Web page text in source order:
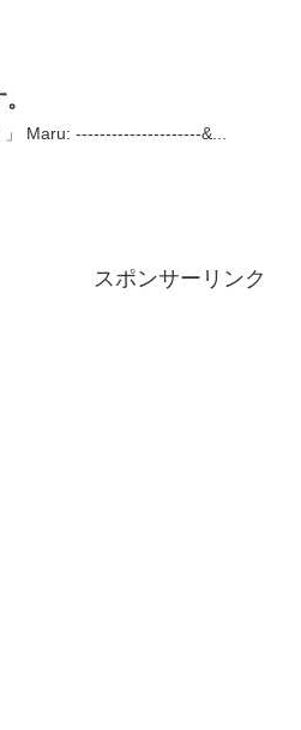
」 Maru: ---------------------&...
スポンサーリンク